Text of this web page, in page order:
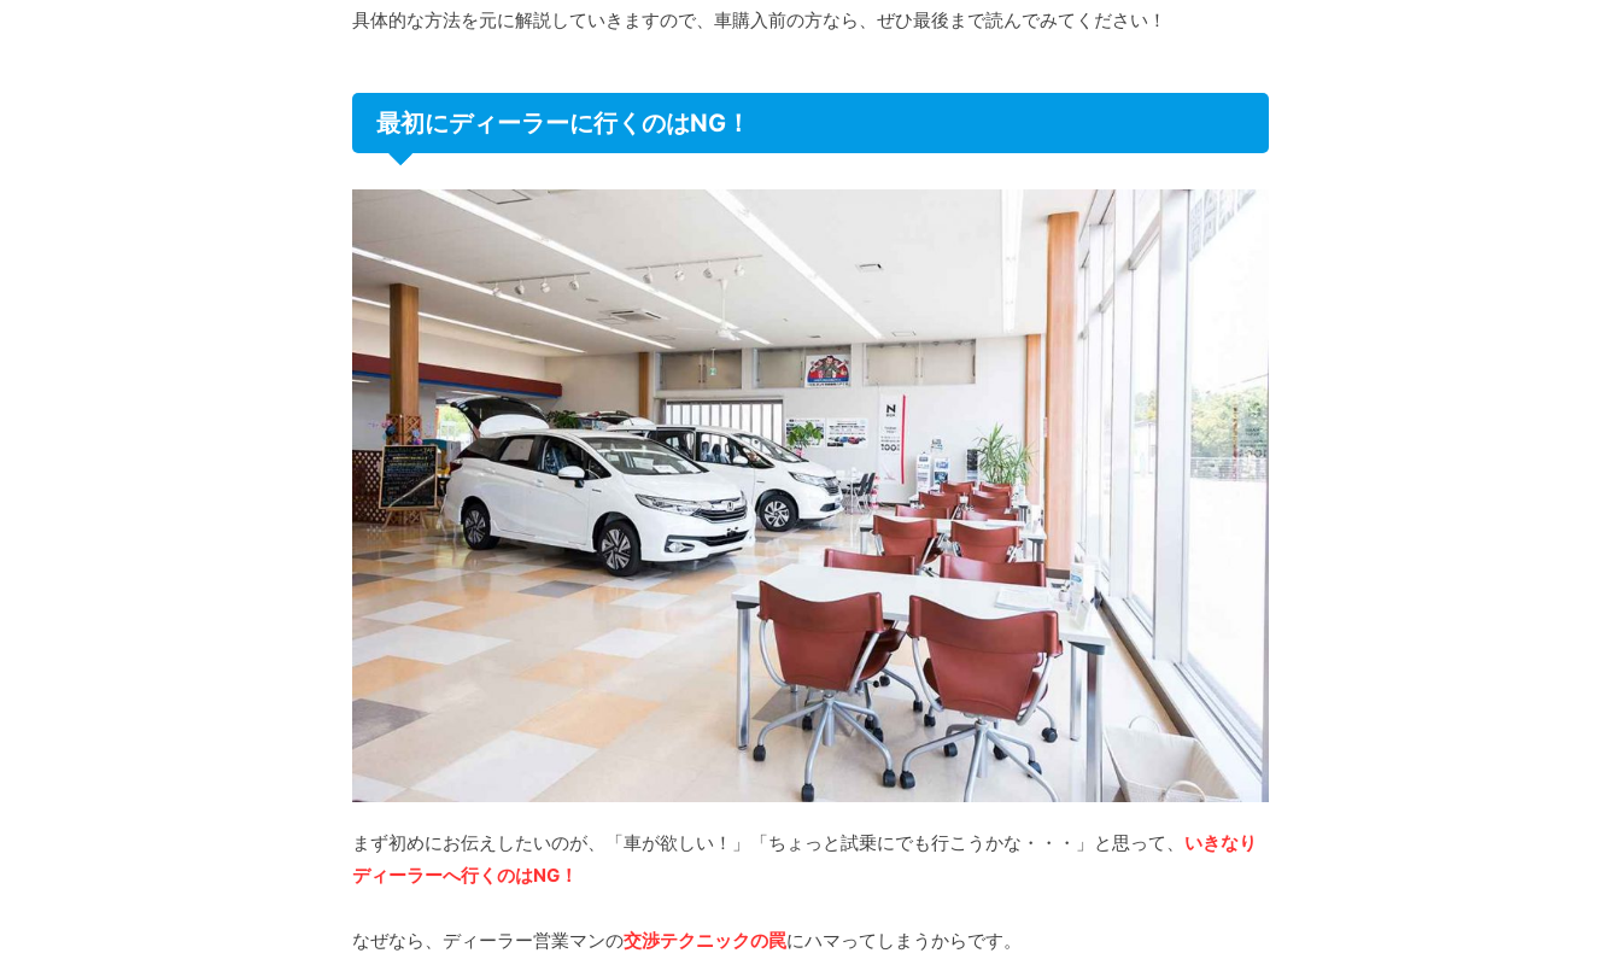
具体的な方法を元に解説していきますので、車購入前の方なら、ぜひ最後まで読んでみてください！
最初にディーラーに行くのはNG！
まず初めにお伝えしたいのが、「車が欲しい！」「ちょっと試乗にでも行こうかな・・・」と思って、 いきなり
ディーラーへ行くのはNG！
なぜなら、ディーラー営業マンの交渉テクニックの罠にハマってしまうからです。